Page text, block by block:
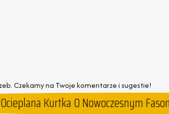
Czekamy na Twoje komentarze i sugestie!
Kurtka O Nowoczesnym